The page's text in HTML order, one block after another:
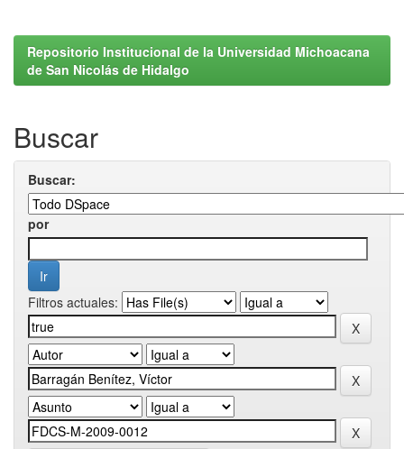
Repositorio Institucional de la Universidad Michoacana
de San Nicolás de Hidalgo
Buscar
Buscar:
por
Filtros actuales: